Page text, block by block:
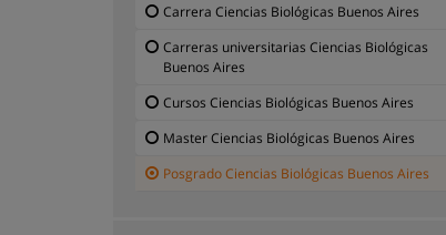
Carrera Ciencias Biológicas Buenos Aires
Carreras universitarias Ciencias Biológicas
Buenos Aires
Cursos Ciencias Biológicas Buenos Aires
Master Ciencias Biológicas Buenos Aires
Posgrado Ciencias Biológicas Buenos Aires